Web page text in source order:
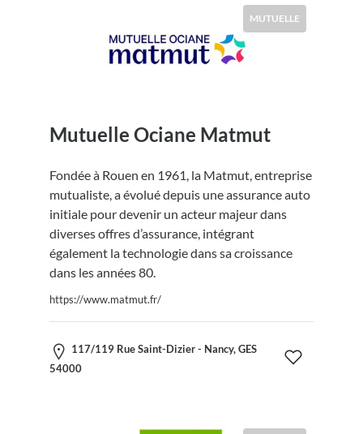
MUTUELLE
Mutuelle Ociane Matmut
Fondée à Rouen en 1961, la Matmut, entreprise
mutualiste, a évolué depuis une assurance auto
initiale pour devenir un acteur majeur dans
diverses offres d’assurance, intégrant
également la technologie dans sa croissance
dans les années 80.
https://www.matmut.fr/
117/119 Rue Saint-Dizier - Nancy, GES
54000